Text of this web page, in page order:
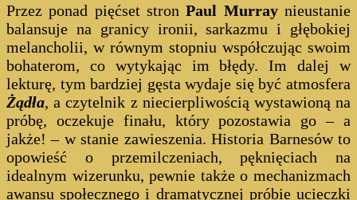
Przez ponad pięćset stronPaul Murraynieustanie
balansuje na granicy ironii, sarkazmu i głębokiej
melancholii, w równym stopniu współczując swoim
bohaterom, co wytykając im błędy. Im dalej w
lekturę, tym bardziej gęsta wydaje się być atmosfera
Żądła, a czytelnik z niecierpliwością wystawioną na
próbę, oczekuje finału, który pozostawia go – a
jakże! – w stanie zawieszenia. Historia Barnesów to
opowieść o przemilczeniach, pęknięciach na
idealnym wizerunku, pewnie także o mechanizmach
awansu społecznego i dramatycznej próbie ucieczki